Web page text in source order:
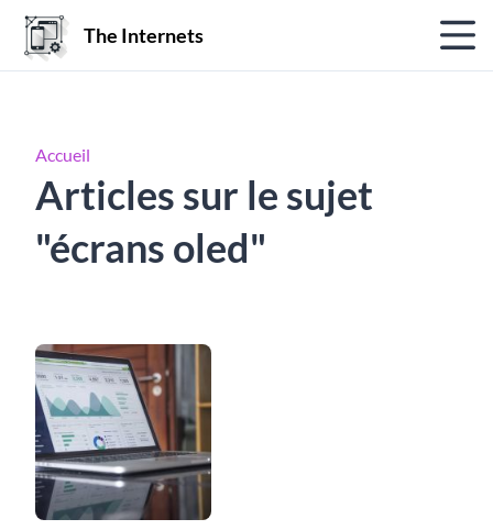
The Internets
Accueil
Articles sur le sujet
"écrans oled"